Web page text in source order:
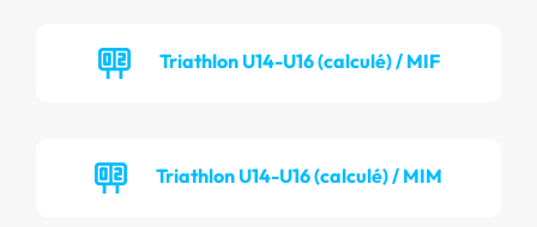
Triathlon U14-U16 (calculé) / MIF
Triathlon U14-U16 (calculé) / MIM